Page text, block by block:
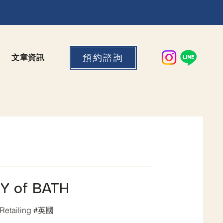
文章資訊 預約諮詢
of BATH
策略零售碩士 MSc Strategic Retailing #英國